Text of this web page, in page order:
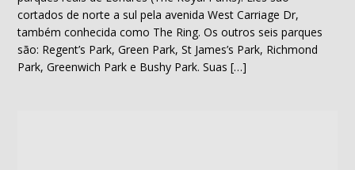
cortados de norte a sul pela avenida West Carriage Dr,
também conhecida como The Ring. Os outros seis parques
são: Regent’s Park, Green Park, St James’s Park, Richmond
Park, Greenwich Park e Bushy Park. Suas […]